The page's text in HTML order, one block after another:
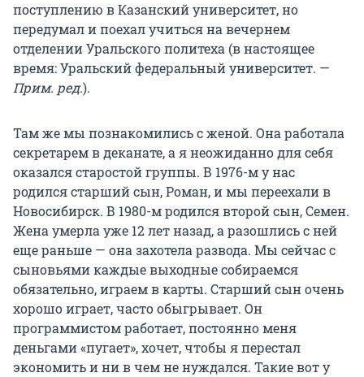
поступлению в Казанский университет, но
передумал и поехал учиться на вечернем
отделении Уральского политеха (в настоящее
время: Уральский федеральный университет. —
Прим. ред.).
Там же мы познакомились с женой. Она работала
секретарем в деканате, а я неожиданно для себя
оказался старостой группы. В 1976-м у нас
родился старший сын, Роман, и мы переехали в
Новосибирск. В 1980-м родился второй сын, Семен.
Жена умерла уже 12 лет назад, а разошлись с ней
еще раньше — она захотела развода. Мы сейчас с
сыновьями каждые выходные собираемся
обязательно, играем в карты. Старший сын очень
хорошо играет, часто обыгрывает. Он
программистом работает, постоянно меня
деньгами «пугает», хочет, чтобы я перестал
экономить и ни в чем не нуждался. Такие вот у